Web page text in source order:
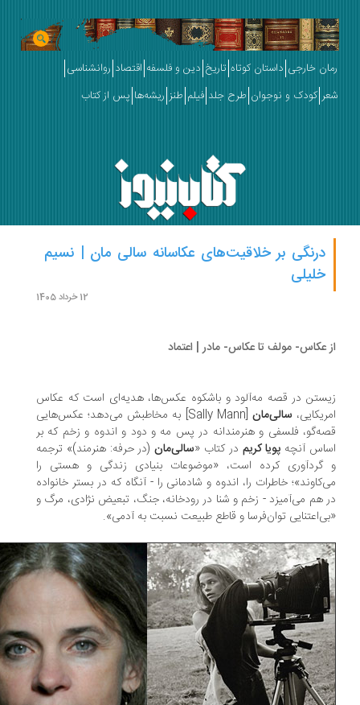
خارجی داستان کوتاه تاریخ دین و فلسفه اقتصاد روانشناسی
کودک و نوجوان طرح جلد فیلم طنز ریشه‌ها پس از کتاب
درنگی بر خلاقیت‌های عکاسانه سالی مان | نسیم
خلیلی
عکاس- مولف تا عکاس- مادر | اعتماد
در قصه مه‌آلود و باشکوه عکس‌ها، هدیه‌ای است که عکاس
سالی‌مان
[Sally Mann] به مخاطبش می‌دهد؛ عکس‌هایی
فلسفی و هنرمندانه در پس مه و دود و اندوه و زخم که بر
آنچهپویا کریمدر کتاب « سالی‌مان(در حرفه: هنرمند)» ترجمه
کرده است، «موضوعات بنیادی زندگی و هستی را
خاطرات را، اندوه و شادمانی را - آنگاه که در بستر خانواده
هم می‌آمیزد - زخم و شنا در رودخانه، جنگ، تبعیض نژادی، مرگ و
توان‌فرسا و قاطع طبیعت نسبت به آدمی».